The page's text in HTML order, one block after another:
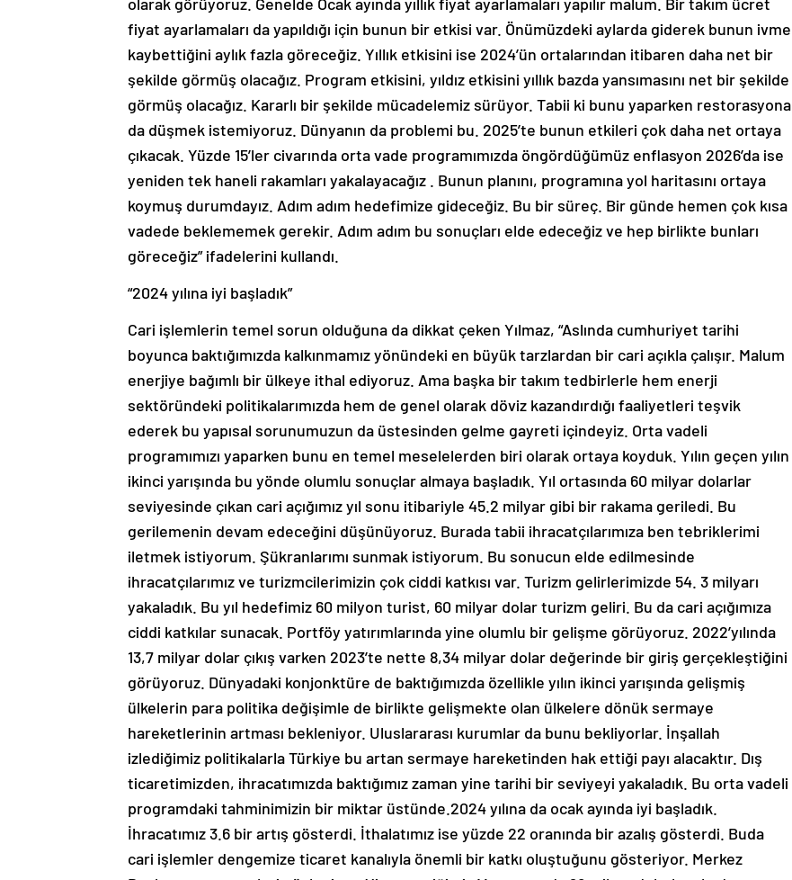
fiyat ayarlamaları da yapıldığı için bunun bir etkisi var. Önümüzdeki aylarda giderek bunun ivme
kaybettiğini aylık fazla göreceğiz. Yıllık etkisini ise 2024’ün ortalarından itibaren daha net bir
şekilde görmüş olacağız. Program etkisini, yıldız etkisini yıllık bazda yansımasını net bir şekilde
görmüş olacağız. Kararlı bir şekilde mücadelemiz sürüyor. Tabii ki bunu yaparken restorasyona
da düşmek istemiyoruz. Dünyanın da problemi bu. 2025’te bunun etkileri çok daha net ortaya
çıkacak. Yüzde 15’ler civarında orta vade programımızda öngördüğümüz enflasyon 2026’da ise
yeniden tek haneli rakamları yakalayacağız . Bunun planını, programına yol haritasını ortaya
koymuş durumdayız. Adım adım hedefimize gideceğiz. Bu bir süreç. Bir günde hemen çok kısa
vadede beklememek gerekir. Adım adım bu sonuçları elde edeceğiz ve hep birlikte bunları
göreceğiz” ifadelerini kullandı.
“2024 yılına iyi başladık”
Cari işlemlerin temel sorun olduğuna da dikkat çeken Yılmaz, “Aslında cumhuriyet tarihi
boyunca baktığımızda kalkınmamız yönündeki en büyük tarzlardan bir cari açıkla çalışır. Malum
enerjiye bağımlı bir ülkeye ithal ediyoruz. Ama başka bir takım tedbirlerle hem enerji
sektöründeki politikalarımızda hem de genel olarak döviz kazandırdığı faaliyetleri teşvik
ederek bu yapısal sorunumuzun da üstesinden gelme gayreti içindeyiz. Orta vadeli
programımızı yaparken bunu en temel meselelerden biri olarak ortaya koyduk. Yılın geçen yılın
ikinci yarışında bu yönde olumlu sonuçlar almaya başladık. Yıl ortasında 60 milyar dolarlar
seviyesinde çıkan cari açığımız yıl sonu itibariyle 45.2 milyar gibi bir rakama geriledi. Bu
gerilemenin devam edeceğini düşünüyoruz. Burada tabii ihracatçılarımıza ben tebriklerimi
iletmek istiyorum. Şükranlarımı sunmak istiyorum. Bu sonucun elde edilmesinde
ihracatçılarımız ve turizmcilerimizin çok ciddi katkısı var. Turizm gelirlerimizde 54. 3 milyarı
yakaladık. Bu yıl hedefimiz 60 milyon turist, 60 milyar dolar turizm geliri. Bu da cari açığımıza
ciddi katkılar sunacak. Portföy yatırımlarında yine olumlu bir gelişme görüyoruz. 2022’yılında
13,7 milyar dolar çıkış varken 2023’te nette 8,34 milyar dolar değerinde bir giriş gerçekleştiğini
görüyoruz. Dünyadaki konjonktüre de baktığımızda özellikle yılın ikinci yarışında gelişmiş
ülkelerin para politika değişimle de birlikte gelişmekte olan ülkelere dönük sermaye
hareketlerinin artması bekleniyor. Uluslararası kurumlar da bunu bekliyorlar. İnşallah
izlediğimiz politikalarla Türkiye bu artan sermaye hareketinden hak ettiği payı alacaktır. Dış
ticaretimizden, ihracatımızda baktığımız zaman yine tarihi bir seviyeyi yakaladık. Bu orta vadeli
programdaki tahminimizin bir miktar üstünde.2024 yılına da ocak ayında iyi başladık.
İhracatımız 3.6 bir artış gösterdi. İthalatımız ise yüzde 22 oranında bir azalış gösterdi. Buda
cari işlemler dengemize ticaret kanalıyla önemli bir katkı oluştuğunu gösteriyor. Merkez